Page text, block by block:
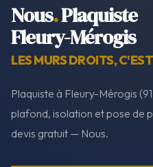
Nous.Plaquiste
Fleury-Mérogis
LES MURS DROITS,
Plaquiste à Fleury-Mérogis
plafond, isolation et pose de
devis gratuit — Nous.